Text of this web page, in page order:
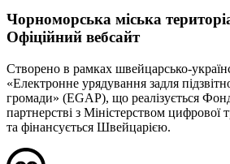
Чорноморська міська
Офіційний вебсайт
Створено в рамках швейцарсько-
«Електронне урядування задля
громади» (EGAP), що реалізується
партнерстві з Міністерством цифрової
та фінансується Швейцарією.